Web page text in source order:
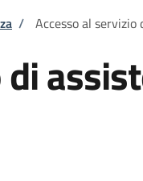
/ Accesso al servizio